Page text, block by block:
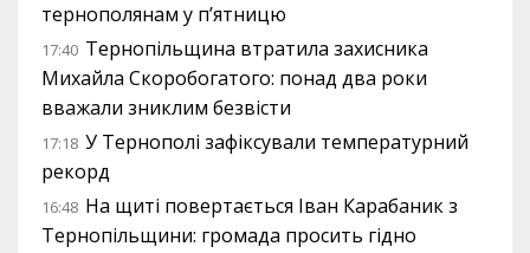
тернополянам у п’ятницю
17:40 Тернопільщина втратила захисника
Михайла Скоробогатого: понад два роки
вважали зниклим безвісти
17:18 У Тернополі зафіксували температурний
рекорд
16:48 На щиті повертається Іван Карабаник з
Тернопільщини: громада просить гідно